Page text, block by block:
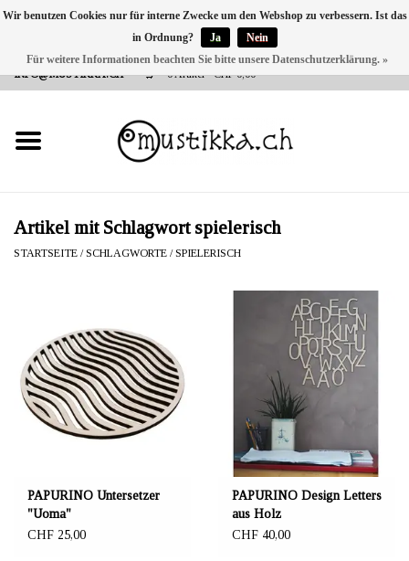
VERSANDKOSTEN 0 CHF INNERHALB CH | INT. VERSAND ÜBER
INFO@MUSTIKKA.CH
0 Artikel - CHF 0,00
NEU BEI UNS
SHOP - A PIECE OF
FINLAND FOR YOU
Artikel mit Schlagwort spielerisch
STARTSEITE /SCHLAGWORTE /SPIELERISCH
PAPURINO Untersetzer
"Uoma"
CHF 25,00
PAPURINO Design Letters
aus Holz
CHF 40,00
Wir benutzen Cookies nur für interne Zwecke um den Webshop zu verbessern. Ist das
in Ordnung?
Ja
Nein
Für weitere Informationen beachten Sie bitte unsere Datenschutzerklärung. »